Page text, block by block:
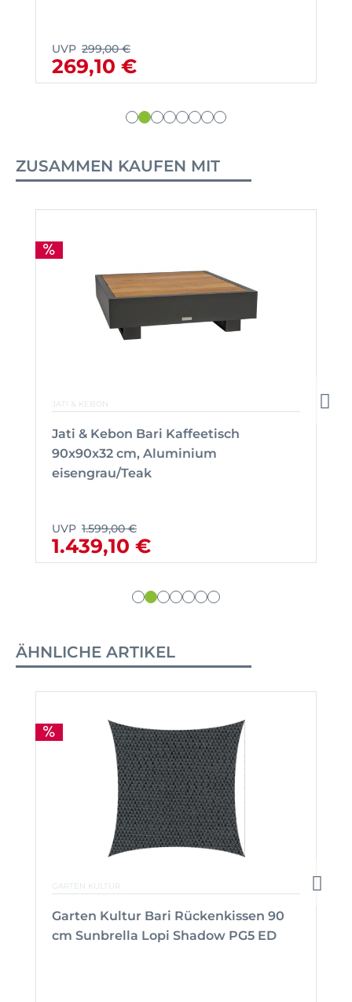
UVP 299,00 €
269,10 €
ZUSAMMEN KAUFEN MIT
JATI & KEBON
Jati & Kebon Bari Kaffeetisch
90x90x32 cm, Aluminium
eisengrau/Teak
UVP 1.599,00 €
1.439,10 €
ÄHNLICHE ARTIKEL
GARTEN KULTUR
Garten Kultur Bari Rückenkissen 90
cm Sunbrella Lopi Shadow PG5 ED